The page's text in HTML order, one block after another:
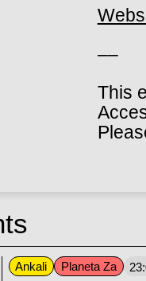
––
This
Ankali Planeta Za